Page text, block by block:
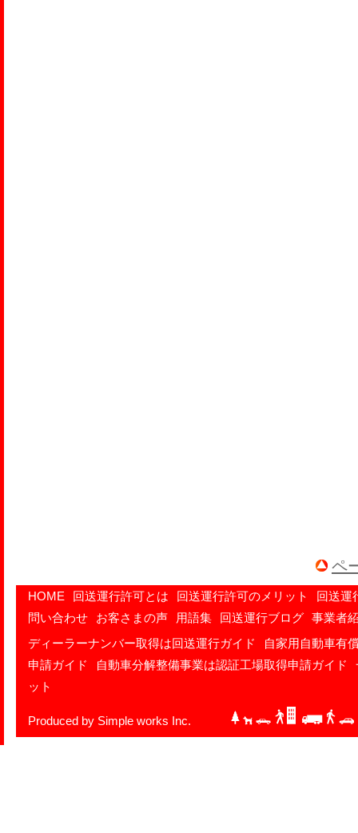
ペ
HOME 回送運行許可とは 回送運行許可のメリット
回送運
問い合わせ
お客さまの声 用語集 回送運行ブログ 事業者
ディーラーナンバー取得は回送運行ガイド
自家用自動車有
申請ガイド
自動車分解整備事業は認証工場取得申請ガイド
ット
Produced by Simple works Inc.